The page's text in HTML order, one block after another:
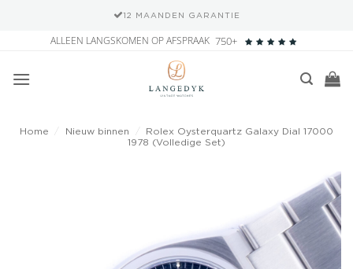
12 MAANDEN GARANTIE
inhoud
ALLEEN LANGSKOMEN OP AFSPRAAK 750+
Home Nieuw binnen
Rolex Oysterquartz Galaxy Dial 17000
1978 (Volledige Set)
Add to
wishlist